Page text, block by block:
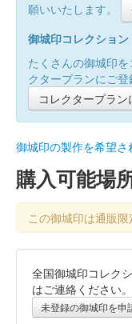
願いいたします。
御城印コレクショ
たくさんの御城印
クタープランにご登
コレクタープラン
御城印の製作を希望さ
購入可能場
この御城印は通販限
全国御城印コレク
はご連絡ください。
未登録の御城印を申